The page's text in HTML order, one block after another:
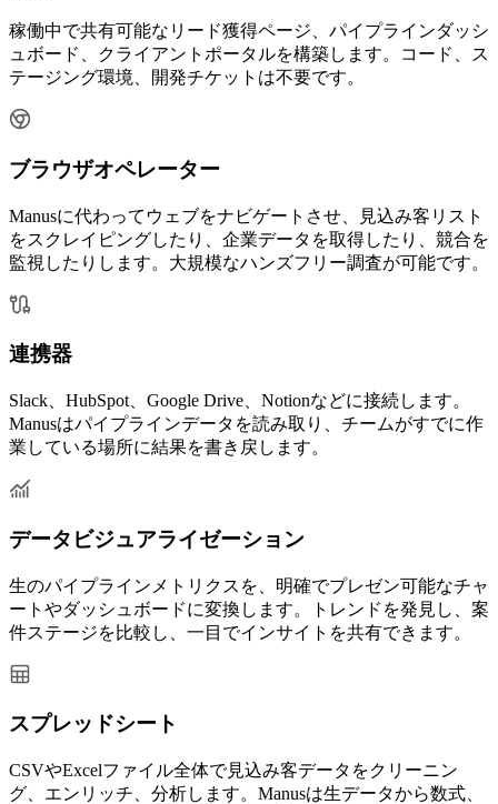
稼働中で共有可能なリード獲得ページ、パイプラインダッシ
ュボード、クライアントポータルを構築します。コード、ス
テージング環境、開発チケットは不要です。
ブラウザオペレーター
Manusに代わってウェブをナビゲートさせ、見込み客リスト
をスクレイピングしたり、企業データを取得したり、競合を
監視したりします。大規模なハンズフリー調査が可能です。
連携器
Slack、HubSpot、Google Drive、Notionなどに接続します。
Manusはパイプラインデータを読み取り、チームがすでに作
業している場所に結果を書き戻します。
データビジュアライゼーション
生のパイプラインメトリクスを、明確でプレゼン可能なチャ
ートやダッシュボードに変換します。トレンドを発見し、案
件ステージを比較し、一目でインサイトを共有できます。
スプレッドシート
CSVやExcelファイル全体で見込み客データをクリーニン
グ、エンリッチ、分析します。Manusは生データから数式、